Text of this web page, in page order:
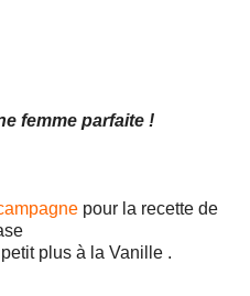
femme parfaite !
pour la recette de
plus à la Vanille .